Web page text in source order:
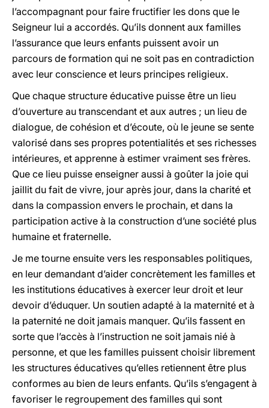
l’accompagnant pour faire fructifier les dons que le
Seigneur lui a accordés. Qu’ils donnent aux familles
l’assurance que leurs enfants puissent avoir un
parcours de formation qui ne soit pas en contradiction
avec leur conscience et leurs principes religieux.
Que chaque structure éducative puisse être un lieu
d’ouverture au transcendant et aux autres ; un lieu de
dialogue, de cohésion et d’écoute, où le jeune se sente
valorisé dans ses propres potentialités et ses richesses
intérieures, et apprenne à estimer vraiment ses frères.
Que ce lieu puisse enseigner aussi à goûter la joie qui
jaillit du fait de vivre, jour après jour, dans la charité et
dans la compassion envers le prochain, et dans la
participation active à la construction d’une société plus
humaine et fraternelle.
Je me tourne ensuite vers les responsables politiques,
en leur demandant d’aider concrètement les familles et
les institutions éducatives à exercer leur droit et leur
devoir d’éduquer. Un soutien adapté à la maternité et à
la paternité ne doit jamais manquer. Qu’ils fassent en
sorte que l’accès à l’instruction ne soit jamais nié à
personne, et que les familles puissent choisir librement
les structures éducatives qu’elles retiennent être plus
conformes au bien de leurs enfants. Qu’ils s’engagent à
favoriser le regroupement des familles qui sont